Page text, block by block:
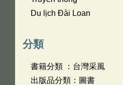
Du lịch Đài Loan
分類
書籍分類 ：台灣采風
出版品分類：圖書